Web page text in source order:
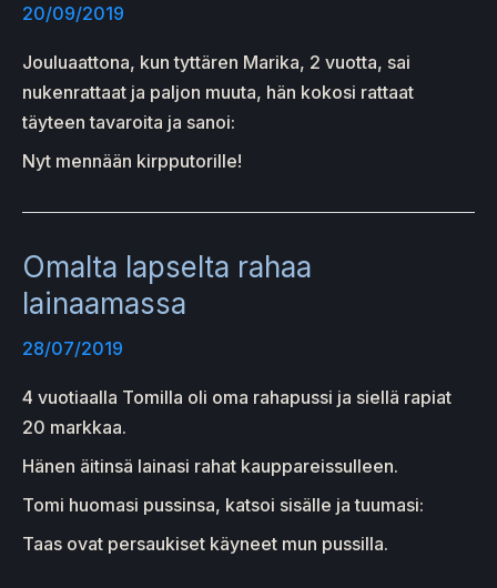
20/09/2019
Jouluaattona, kun tyttären Marika, 2 vuotta, sai
nukenrattaat ja paljon muuta, hän kokosi rattaat
täyteen tavaroita ja sanoi:
Nyt mennään kirpputorille!
Omalta lapselta rahaa
lainaamassa
28/07/2019
4 vuotiaalla Tomilla oli oma rahapussi ja siellä rapiat
20 markkaa.
Hänen äitinsä lainasi rahat kauppareissulleen.
Tomi huomasi pussinsa, katsoi sisälle ja tuumasi:
Taas ovat persaukiset käyneet mun pussilla.